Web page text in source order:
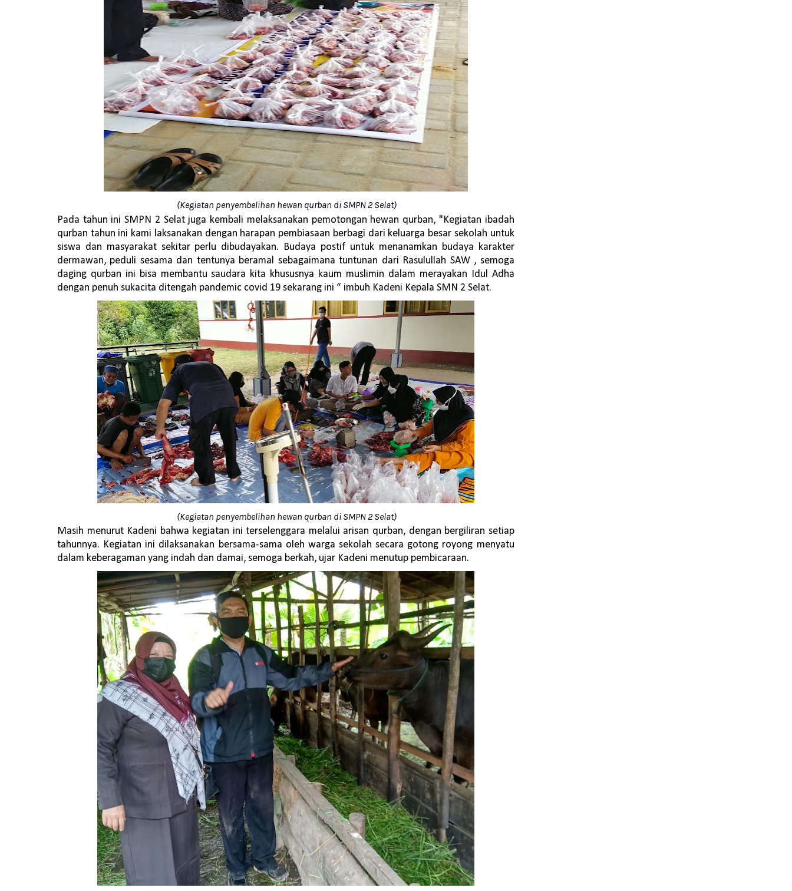
(Kegiatan penyembelihan hewan qurban di SMPN 2 Selat)
Pada tahun ini SMPN 2 Selat juga kembali melaksanakan pemotongan hewan qurban, "Kegiatan ibadah
qurban tahun ini kami laksanakan dengan harapan pembiasaan berbagi dari keluarga besar sekolah untuk
siswa dan masyarakat sekitar perlu dibudayakan. Budaya postif untuk menanamkan budaya karakter
dermawan, peduli sesama dan tentunya beramal sebagaimana tuntunan dari Rasulullah SAW , semoga
daging qurban ini bisa membantu saudara kita khususnya kaum muslimin dalam merayakan Idul Adha
dengan penuh sukacita ditengah pandemic covid 19 sekarang ini “ imbuh Kadeni Kepala SMN 2 Selat.
(Kegiatan penyembelihan hewan qurban di SMPN 2 Selat)
Masih menurut Kadeni bahwa kegiatan ini terselenggara melalui arisan qurban, dengan bergiliran setiap
tahunnya. Kegiatan ini dilaksanakan bersama-sama oleh warga sekolahsecara gotong royong menyatu
dalam keberagaman yang indah dan damai, semoga berkah, ujar Kadeni menutup pembicaraan.